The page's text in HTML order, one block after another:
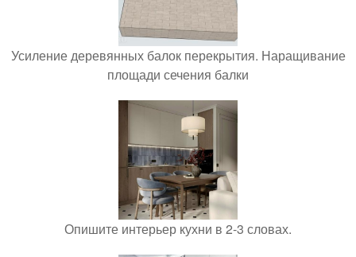
Усиление деревянных балок перекрытия. Наращивание
площади сечения балки
Опишите интерьер кухни в 2-3 словах.